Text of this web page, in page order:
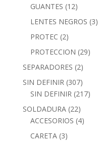
GUANTES (12)
LENTES NEGROS (3)
PROTEC (2)
PROTECCION (29)
SEPARADORES (2)
SIN DEFINIR (307)
SIN DEFINIR (217)
SOLDADURA (22)
ACCESORIOS (4)
CARETA (3)